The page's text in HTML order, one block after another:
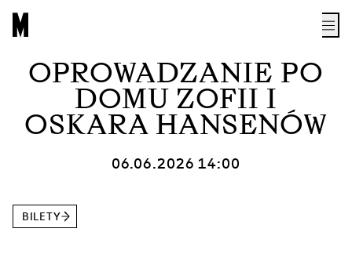
OPROWADZANIE PO
DOMU ZOFII I
OSKARA HANSENÓW
06.06.2026 14:00
BILETY